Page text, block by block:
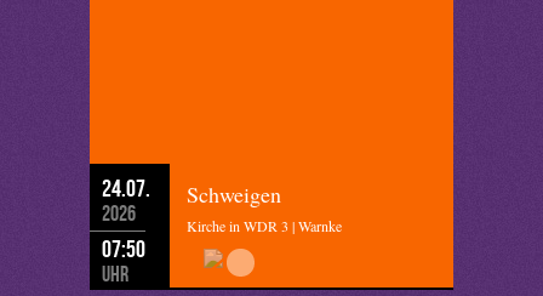
24.07.
2026
07:50
Uhr
Schweigen
Kirche in WDR 3 | Warnke